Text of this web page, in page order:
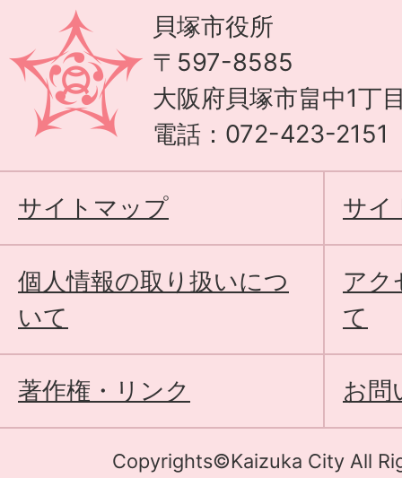
貝塚市役所
〒597-8585
大阪府貝塚市畠中1丁
電話：072-423-2151
サイトマップ サイ
個人情報の取り扱いにつ
いて
アク
て
著作権・リンク お問
Copyrights©Kaizuka City All